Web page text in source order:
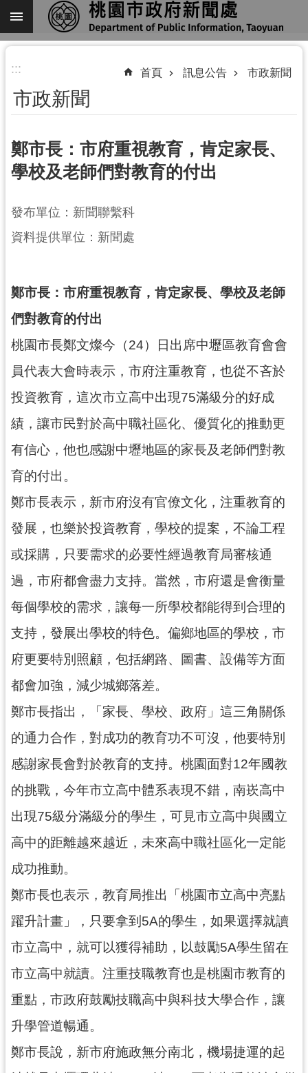
跳到主要內容區塊
進
搜
尋
關
我
們
通
錄
業
務
訊
訊
息
告
便
民
務
政
府
資
訊
公
開
回
頁
網
站
導
覽
市
政
信
箱
常
見
問
答
桃
園
市
政
::: 首頁 訊息公告 市政新聞
市政新聞
鄭市長：市府重視教育，肯定家長、
學校及老師們對教育的付出
發布單位：新聞聯繫科
資料提供單位：新聞處
鄭市長：市府重視教育，肯定家長、學校及老師
們對教育的付出
桃園市長鄭文燦今（24）日出席中壢區教育會會
員代表大會時表示，市府注重教育，也從不吝於
投資教育，這次市立高中出現75滿級分的好成
績，讓市民對於高中職社區化、優質化的推動更
有信心，他也感謝中壢地區的家長及老師們對教
育的付出。
鄭市長表示，新市府沒有官僚文化，注重教育的
發展，也樂於投資教育，學校的提案，不論工程
或採購，只要需求的必要性經過教育局審核通
過，市府都會盡力支持。當然，市府還是會衡量
每個學校的需求，讓每一所學校都能得到合理的
支持，發展出學校的特色。偏鄉地區的學校，市
府更要特別照顧，包括網路、圖書、設備等方面
都會加強，減少城鄉落差。
鄭市長指出，「家長、學校、政府」這三角關係
的通力合作，對成功的教育功不可沒，他要特別
感謝家長會對於教育的支持。桃園面對12年國教
的挑戰，今年市立高中體系表現不錯，南崁高中
出現75級分滿級分的學生，可見市立高中與國立
高中的距離越來越近，未來高中職社區化一定能
成功推動。
鄭市長也表示，教育局推出「桃園市立高中亮點
躍升計畫」，只要拿到5A的學生，如果選擇就讀
市立高中，就可以獲得補助，以鼓勵5A學生留在
市立高中就讀。注重技職教育也是桃園市教育的
重點，市政府鼓勵技職高中與科技大學合作，讓
升學管道暢通。
鄭市長說，新市府施政無分南北，機場捷運的起